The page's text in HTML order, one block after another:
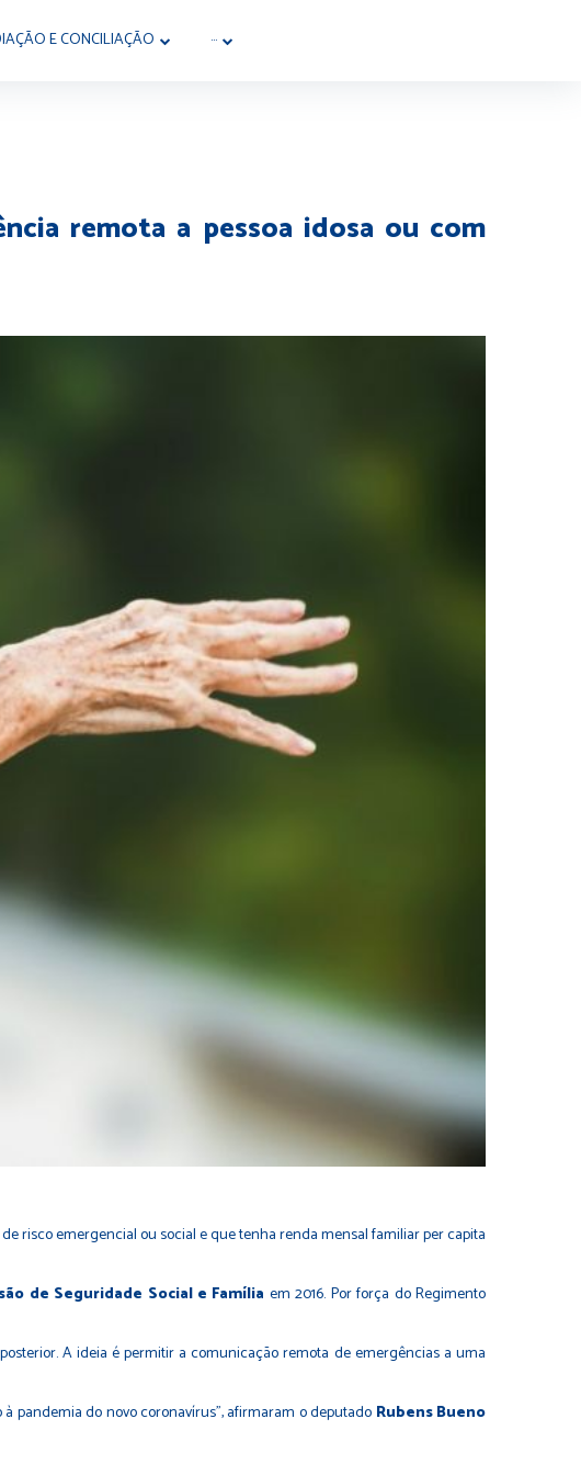
E CONCILIAÇÃO ···
remota a pessoa idosa ou com
risco emergencial ou social e que tenha renda mensal familiar per capita
de Seguridade Social e Família em 2016. Por força do Regimento
A ideia é permitir a comunicação remota de emergências a uma
pandemia do novo coronavírus”, afirmaram o deputado Rubens Bueno